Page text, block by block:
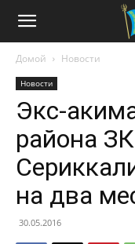
Домой Новости
Новости
Экс-
района
на два
30.05.2016